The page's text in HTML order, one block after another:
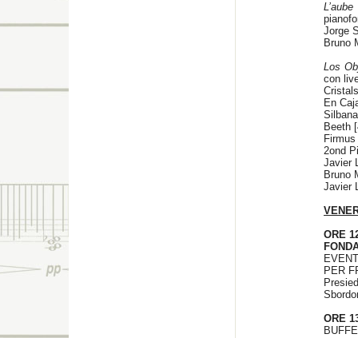
Jorge
Bruno
Los
con
Cristals
En
Beeth
Firmus
2ond
Javier
Bruno
Javier
ORE
PER
ORE